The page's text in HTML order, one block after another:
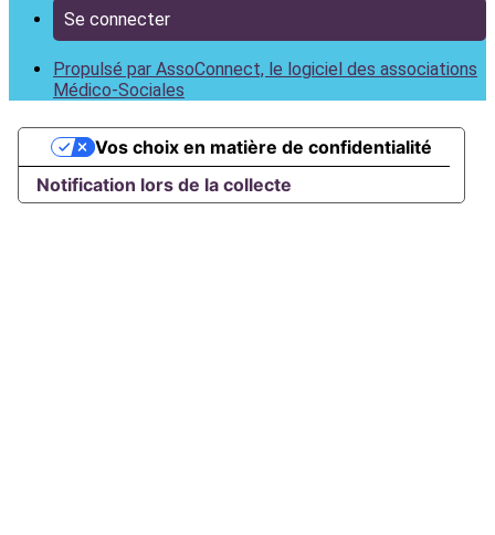
Se connecter
Propulsé par AssoConnect, le logiciel des associations
Médico-Sociales
Notification lors de la collecte
Vos choix en matière de confidentialité